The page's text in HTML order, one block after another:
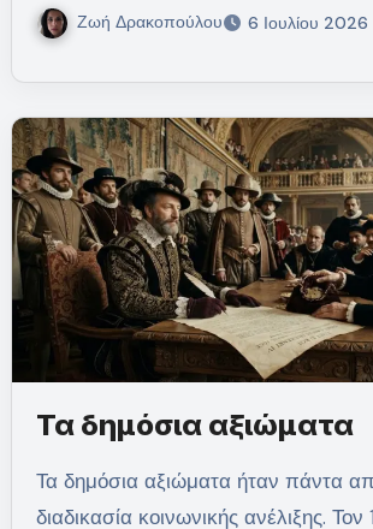
Ζωή Δρακοπούλου 6 Ιουλίου 2026
Τα δημόσια αξιώματα
Τα δημόσια αξιώματα ήταν πάντα απαραίτητα στη
διαδικασία κοινωνικής ανέλιξης.